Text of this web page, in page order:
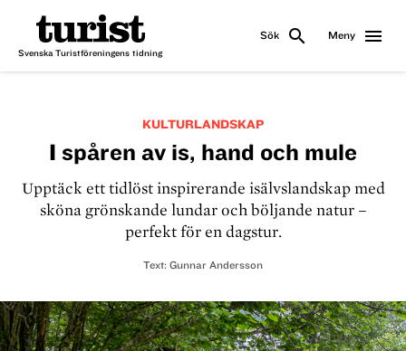
Svenska Turistföreningens tidning
Sök search Meny menu
KULTURLANDSKAP
I spåren av is, hand och mule
Upptäck ett tidlöst inspirerande isälvslandskap med
sköna grönskande lundar och böljande natur –
perfekt för en dagstur.
Text: Gunnar Andersson